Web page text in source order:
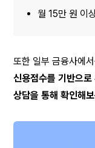
월 15만 원 이
또한 일부 금융사에
신용점수를 기반으로
상담을 통해 확인해